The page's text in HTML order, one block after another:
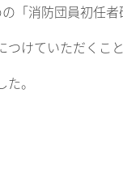
「消防団員初任者
けていただくこ
。